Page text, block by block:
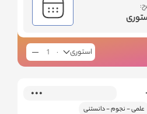
استوری
علمی - نجوم - دانستنی